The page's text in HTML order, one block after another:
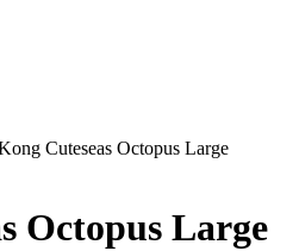
Cuteseas Octopus Large
Octopus Large